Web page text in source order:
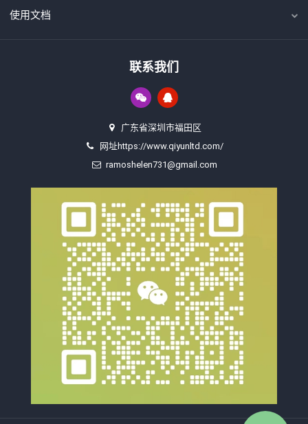
使用文档
联系我们
广东省深圳市福田区
网址https://www.qiyunltd.com/
ramoshelen731@gmail.com